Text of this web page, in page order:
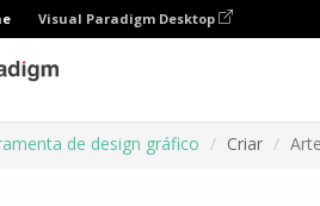
Visual Paradigm Desktop
de design gráfico Criar